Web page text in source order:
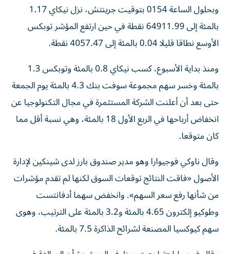
وبحلول الساعة 0154 بتوقيت جرينتش، نزل نيكاي 1.17
بالمئة إلى 64911.99 نقطة في حين ارتفع المؤشر توبكس
الأوسع نطاقا قليلا ‌0.04 بالمئة إلى 4057.47 نقطة.
ومنذ بداية الأسبوع، كسب نيكاي 0.8 بالمئة ⁠وتوبكس 1.3
بالمئة وخسر سهم مجموعة سوفت بنك 4.3 بالمئة يوم الجمعة
حتى بعد أن أعلنت الشركة المستثمرة في مجال التكنولوجيا عن
انخفاض أرباحها في الربع الأول 18 بالمئة، وهي نسبة أقل مما
كان متوقعا.
وقال ناوكي فوجيوارا ​وهو مدير صندوق بارز لدى شينكين لإدارة
الأصول «فاقت النتائج ‌توقعات السوق لكنها لم تقدم مؤشرات
من شأنها رفع سعر السهم». وانخفض سهما أدفانتست
وطوكيو إلكترون 4.65 بالمئة و3.2 بالمئة على ⁠الترتيب، وهوى
سهم كيوكسيا المصنعة لشرائح الذاكرة 7.5 بالمئة.